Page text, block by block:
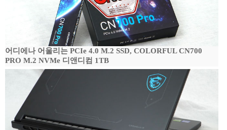
어디에나 어울리는 PCIe 4.0 M.2 SSD, COLORFUL CN700
PRO M.2 NVMe 디앤디컴 1TB